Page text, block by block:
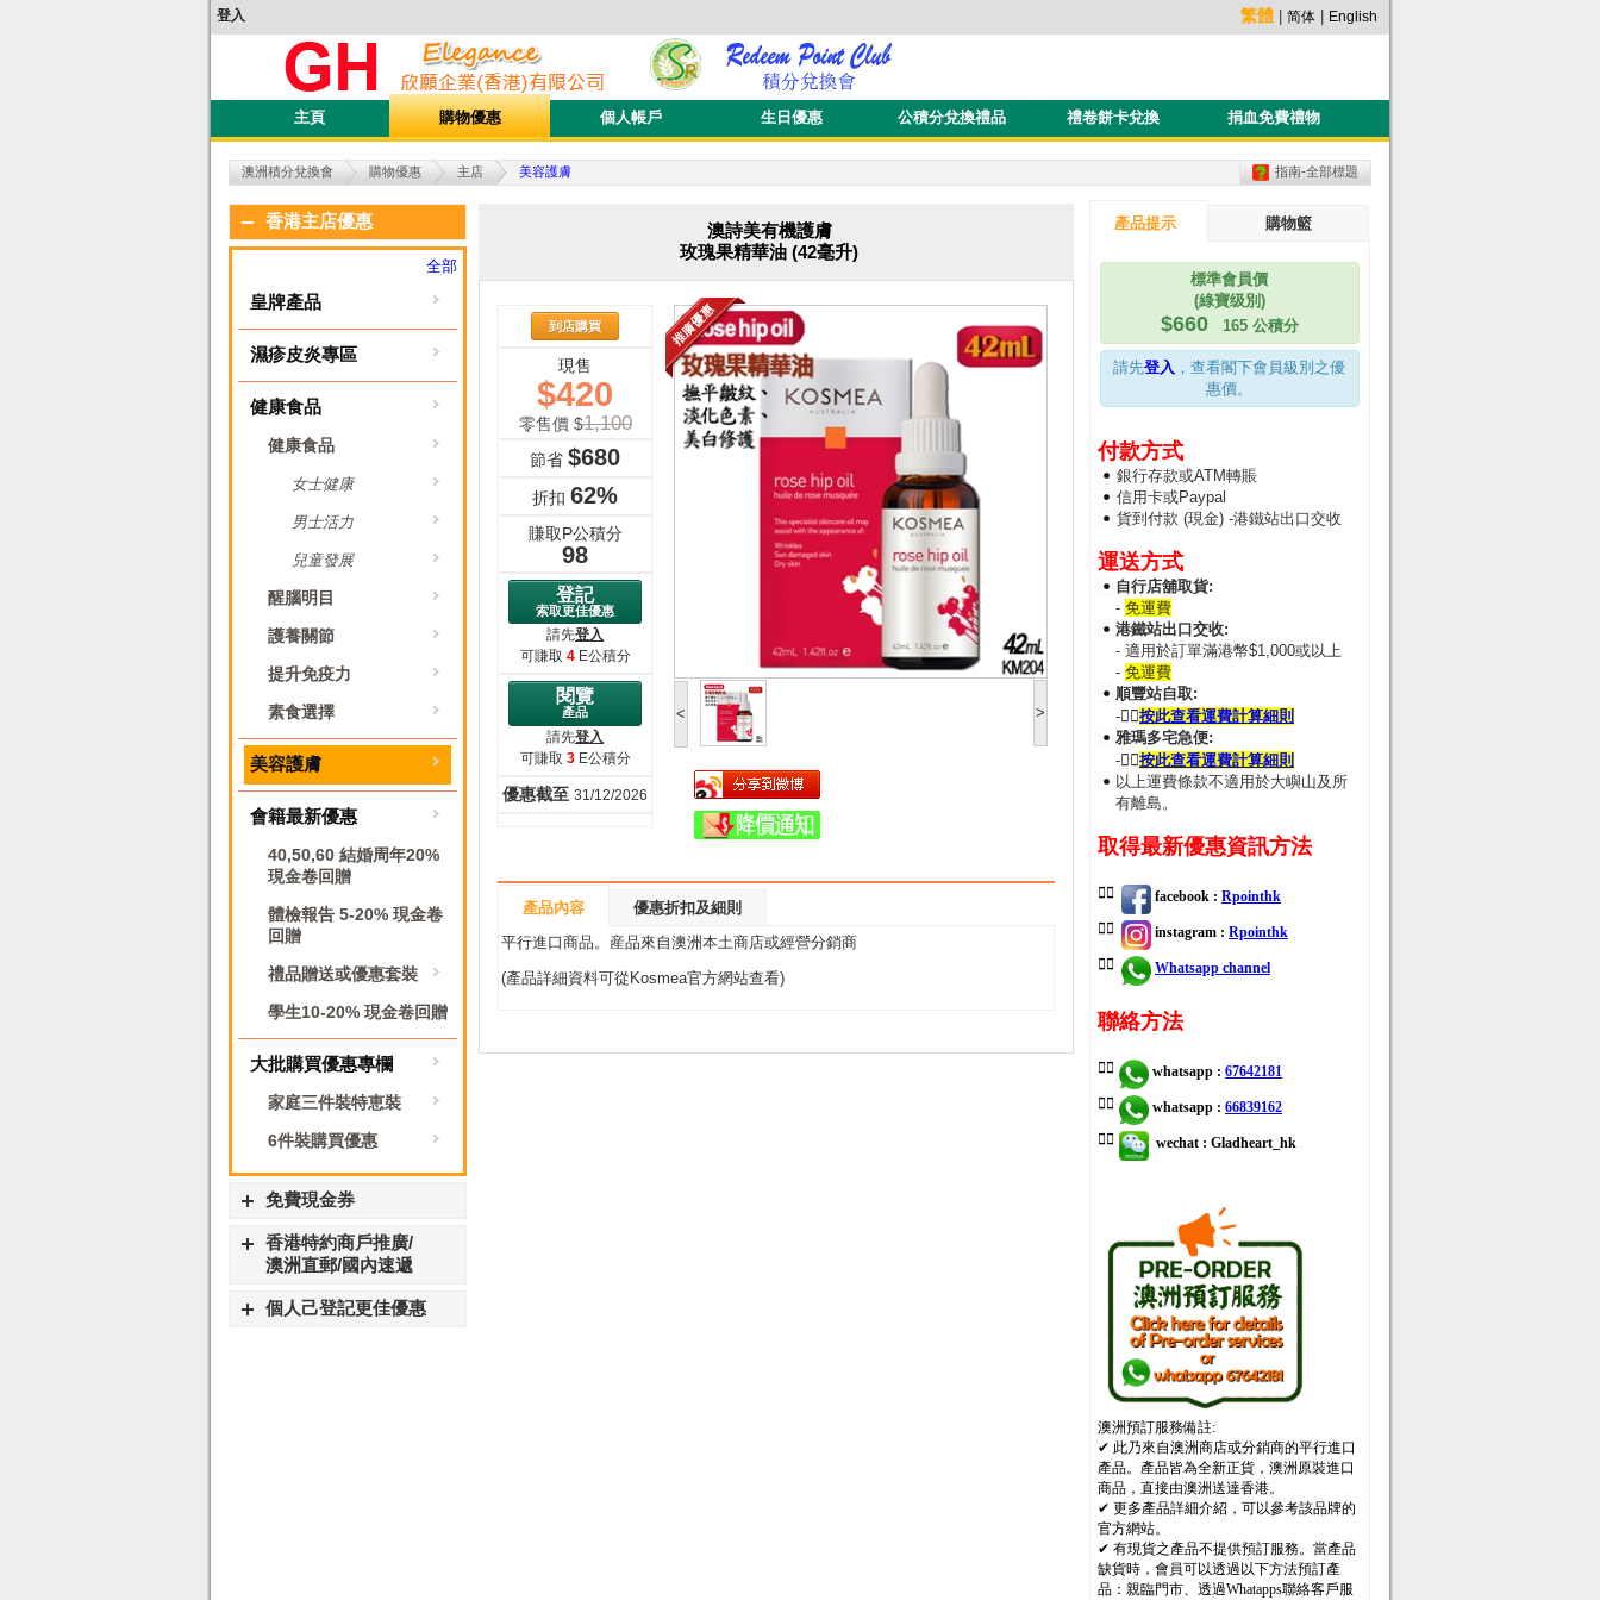
登入 繁體 | 简体 | English
主頁 購物優惠 個人帳戶 生日優惠 公積分兌換禮品 禮卷餅卡兌換 捐血免費禮物
澳洲積分兌換會 購物優惠 主店 美容護膚 指南-全部標題
香港主店優惠
全部
皇牌產品
濕疹皮炎專區
健康食品
健康食品
女士健康
男士活力
兒童發展
醒腦明目
護養關節
提升免疫力
素食選擇
美容護膚
會籍最新優惠
40,50,60 結婚周年20%
現金卷回贈
體檢報告 5-20% 現金卷
回贈
禮品贈送或優惠套裝
學生10-20% 現金卷回贈
大批購買優惠專欄
家庭三件裝特恵裝
6件裝購買優惠
免費現金券
香港特約商戶推廣/
澳洲直郵/國內速遞
個人己登記更佳優惠
澳詩美有機護膚
玫瑰果精華油 (42毫升)
< >
到店購買
現售
$420
零售價 $1,100
節省 $680
折扣 62%
賺取P公積分
98
登記
索取更佳優惠
請先登入
可賺取 4E公積分
閱覽
產品
請先登入
可賺取 3E公積分
優惠截至 31/12/2026
產品內容
優惠折扣及細則
平行進口商品。産品來自澳洲本土商店或經營分銷商
(產品詳細資料可從Kosmea官方網站查看)
產品提示 購物籃
標準會員價
(綠寶级別)
$660 165 公積分
請先登入 ，查看閣下會員級別之優
惠價。
付款方式
銀行存款或ATM轉賬
信用卡或Paypal
貨到付款 (現金) -港鐵站出口交收
運送方式
自行店舖取貨:
- 免運費
港鐵站出口交收:
- 適用於訂單滿港幣$1,000或以上
- 免運費
順豐站自取:
-👉🏻按此查看運費計算細則
雅瑪多宅急便:
-👉🏻按此查看運費計算細則
以上運費條款不適用於大嶼山及所
有離島。
取得最新優惠資訊方法
👉🏻 facebook : Rpointhk
👉🏻
instagram : Rpointhk
👉🏻
Whatsapp channel
聯絡方法
👉🏻 whatsapp : 67642181
👉🏻
whatsapp : 66839162
👉🏻
wechat : Gladheart_hk
澳洲預訂服務備註:
✔ 此乃來自澳洲商店或分銷商的平行進口
產品。產品皆為全新正貨，澳洲原裝進口
商品，直接由澳洲送達香港。
✔ 更多產品詳細介紹，可以參考該品牌的
官方網站。
✔ 有現貨之產品不提供預訂服務。當產品
缺貨時，會員可以透過以下方法預訂產
品：親臨門市、透過Whatapps聯絡客戶服